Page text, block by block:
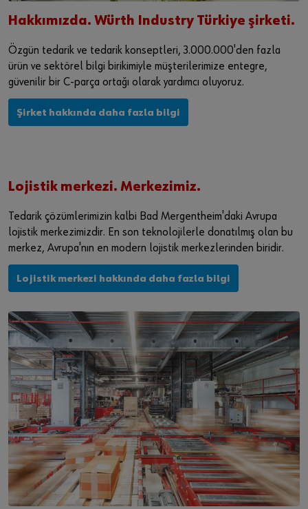
Hakkımızda. Würth Industry Türkiye şirketi.
Özgün tedarik ve tedarik konseptleri, 3.000.000'den fazla
ürün ve sektörel bilgi birikimiyle müşterilerimize entegre,
güvenilir bir C-parça ortağı olarak yardımcı oluyoruz.
Şirket hakkında daha fazla bilgi
Lojistik merkezi. Merkezimiz.
Tedarik çözümlerimizin kalbi Bad Mergentheim'daki Avrupa
lojistik merkezimizdir. En son teknolojilerle donatılmış olan bu
merkez, Avrupa'nın en modern lojistik merkezlerinden biridir.
Lojistik merkezi hakkında daha fazla bilgi